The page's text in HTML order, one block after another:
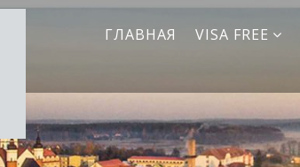
ГЛАВНАЯ VISA FREE